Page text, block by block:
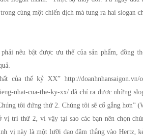
cùng một chiến dịch mà tung ra hai slogan
nêu bật được ưu thế của sản phẩm, đồng
của thế kỷ XX” http://doanhnhansaigon.vn/
nhat-cua-the-ky-xx/ đã chỉ ra được những
tôi đứng thứ 2. Chúng tôi sẽ cố gắng hơn”
vị trí thứ 2, vì vậy tại sao các bạn nên chọn
vị này là một lưỡi dao đâm thẳng vào Hertz,